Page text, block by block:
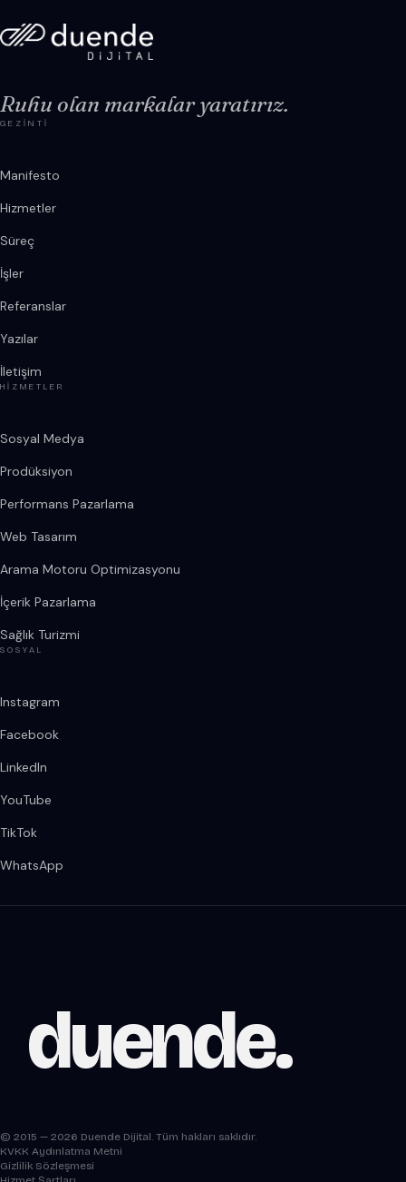
Ruhu olan markalar yaratırız.
GEZINTI
Manifesto
Hizmetler
Süreç
İşler
Referanslar
Yazılar
İletişim
HIZMETLER
Sosyal Medya
Prodüksiyon
Performans Pazarlama
Web Tasarım
Arama Motoru Optimizasyonu
İçerik Pazarlama
Sağlık Turizmi
SOSYAL
Instagram
Facebook
LinkedIn
YouTube
TikTok
WhatsApp
duende.
© 2015 — 2026 Duende Dijital. Tüm hakları saklıdır.
KVKK Aydınlatma Metni
Gizlilik Sözleşmesi